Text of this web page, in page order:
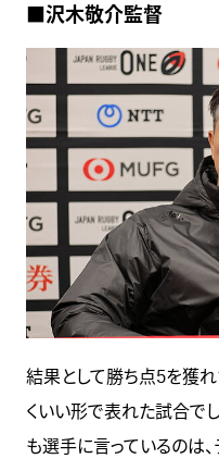
■沢木敬介監督
結果として勝ち点5を獲れ
くいい形で表れた試合で
も選手に言っているのは、